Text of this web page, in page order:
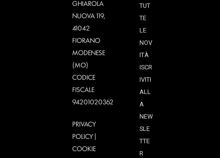
GHIAROLA
NUOVA 119,
41042
FIORANO
MODENESE
(MO)
CODICE
FISCALE
94201020362
PRIVACY
POLICY|
COOKIE
TUT
TE
LE
NOV
ITÀ
ISCR
IVITI
ALL
A
NEW
SLE
TTE
R